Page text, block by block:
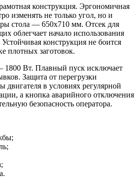
конструкция. Эргономичная
изменять не только угол, но и
стола — 650х710 мм. Отсек для
облегчает начало использования
конструкция не боится
плотных заготовок.
1800 Вт. Плавный пуск исключает
Защита от перегрузки
двигателя в условиях регулярной
а кнопка аварийного отключения
безопасность оператора.